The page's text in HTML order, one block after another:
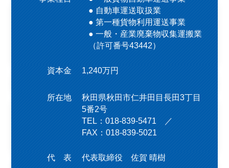
● 自動車運送取扱業
● 第一種貨物利用運送事業
● 一般・産業廃棄物収集運搬業
（許可番号43442）
資本金 1,240万円
所在地
秋田県秋田市仁井田目長田3丁目
5番2号
TEL：018-839-5471 ／
FAX：018-839-5021
代 表 代表取締役 佐賀 晴樹